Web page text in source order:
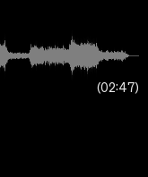
02:47